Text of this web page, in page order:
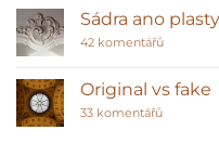
názvem
stropní
klasická
hodnota
interiéru?
Sádra ano
42 komentářůu
názvem
Sádra
Original vs fake
33 komentářůu